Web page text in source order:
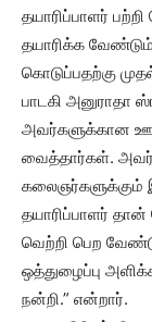
தயாரிப்பாளர்
தயாரிக்க
கொடுப்பதற்கு
பாடகி அனுராதா
அவர்களுக்கான
வைத்தார்கள்.
கலைஞர்களுக்கும்
தயாரிப்பாளர்
வெற்றி பெற
ஒத்துழைப்பு
நன்றி.” என்றார்.